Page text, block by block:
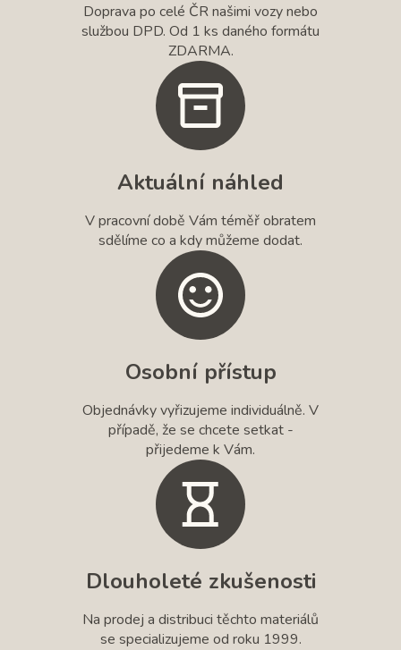
Doprava po celé ČR našimi vozy nebo
službou DPD. Od 1 ks daného formátu
ZDARMA.
Aktuální náhled
V pracovní době Vám téměř obratem
sdělíme co a kdy můžeme dodat.
Osobní přístup
Objednávky vyřizujeme individuálně. V
případě, že se chcete setkat -
přijedeme k Vám.
Dlouholeté zkušenosti
Na prodej a distribuci těchto materiálů
se specializujeme od roku 1999.